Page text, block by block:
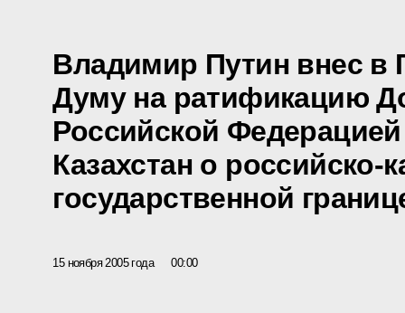
Владимир Путин внес в
Думу на ратификацию
Российской
Казахстан о российско-
государственной
15 ноября 2005 года 00:00